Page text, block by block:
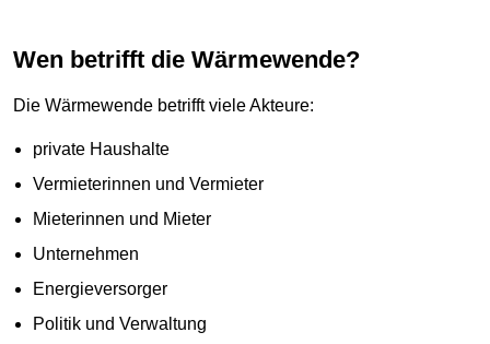
Wen betrifft die Wärmewende?
Die Wärmewende betrifft viele Akteure:
private Haushalte
Vermieterinnen und Vermieter
Mieterinnen und Mieter
Unternehmen
Energieversorger
Politik und Verwaltung